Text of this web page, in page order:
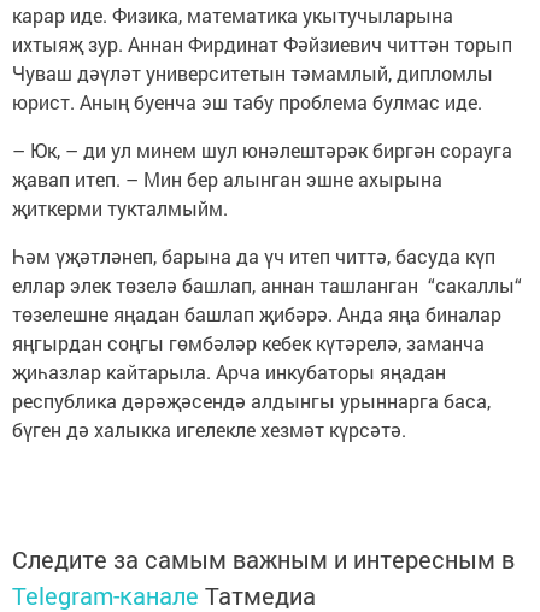
карар иде. Физика, математика укытучыларына
ихтыяҗ зур. Аннан Фирдинат Фәйзиевич читтән торып
Чуваш дәүләт университетын тәмамлый, дипломлы
юрист. Аның буенча эш табу проблема булмас иде.
– Юк, – ди ул минем шул юнәлештәрәк биргән сорауга
җавап итеп. – Мин бер алынган эшне ахырына
җиткерми тукталмыйм.
Һәм үҗәтләнеп, барына да үч итеп читтә, басуда күп
еллар элек төзелә башлап, аннан ташланган “сакаллы“
төзелешне яңадан башлап җибәрә. Анда яңа биналар
яңгырдан соңгы гөмбәләр кебек күтәрелә, заманча
җиһазлар кайтарыла. Арча инкубаторы яңадан
республика дәрәҗәсендә алдынгы урыннарга баса,
бүген дә халыкка игелекле хезмәт күрсәтә.
Следите за самым важным и интересным в
Telegram-канале Татмедиа